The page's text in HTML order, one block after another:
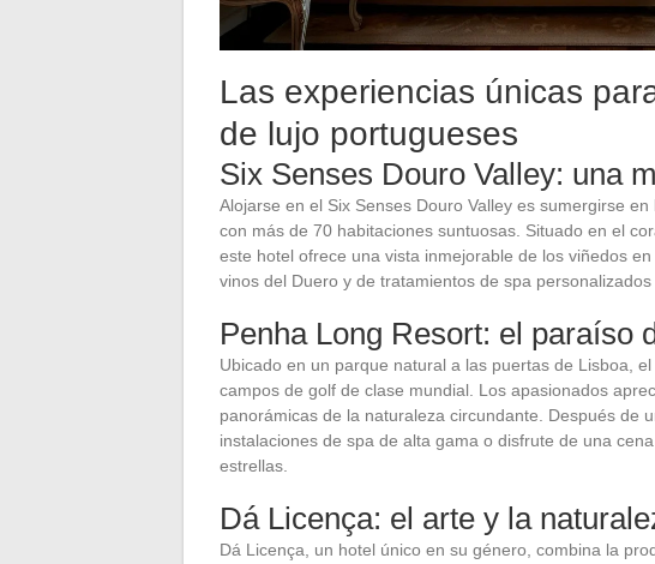
Las experiencias únicas
de lujo portugueses
Six Senses Douro Valley: una
Alojarse en el Six Senses Douro Valley es sumergirse
con más de 70 habitaciones suntuosas. Situado en el
este hotel ofrece una vista inmejorable de los viñedos
vinos del Duero y de tratamientos de spa
Penha Long Resort: el paraíso
Ubicado en un parque natural a las puertas de Lisboa,
campos de golf de clase mundial. Los apasionados
panorámicas de la naturaleza circundante. Después de
instalaciones de spa de alta gama o disfrute de una
estrellas.
Dá Licença: el arte y la
Dá Licença, un hotel único en su género, combina la